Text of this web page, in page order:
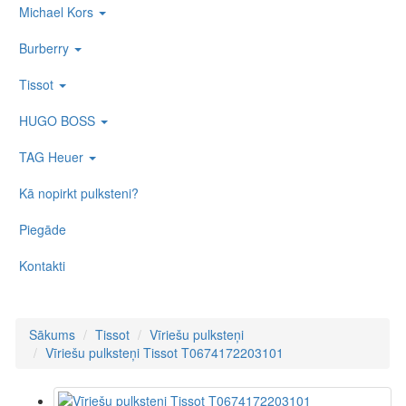
Michael Kors
Burberry
Tissot
HUGO BOSS
TAG Heuer
Kā nopirkt pulksteni?
Piegāde
Kontakti
Sākums Tissot
Vīriešu pulksteņi
Vīriešu pulksteņi Tissot T0674172203101